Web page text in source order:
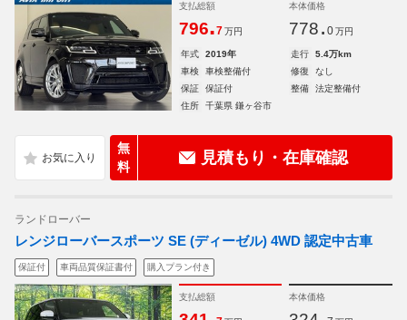
支払総額
796.7 万円
本体価格
778. 0 万円
年式 2019年 走行
5.4万km
車検
車検整備付 修復
なし
保証
保証付 整備
法定整備付
住所
千葉県 鎌ヶ谷市
無
料
見積もり・在庫確認
ランドローバー
レンジローバースポーツ SE (ディーゼル) 4WD 認定中古車
保証付 車両品質保証書付 購入プラン付き
支払総額 本体価格